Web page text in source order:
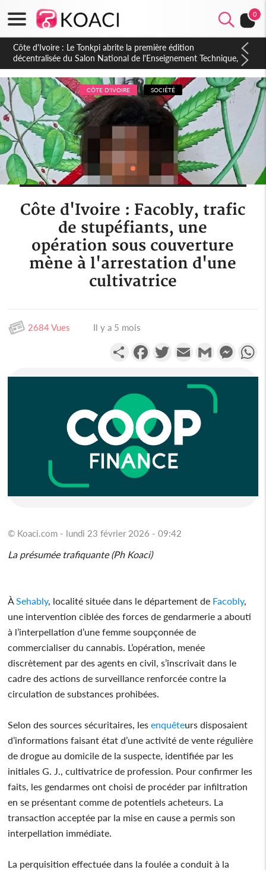
0
Côte d'Ivoire : PPA-CI, Gbagbo délègue une partie de ses
prérogatives de président à 05 cadres, vers sa retraite
politique ?
CÔTE D'IVOIRE SOCIÉTÉ
Côte d'Ivoire : Facobly, trafic
de stupéfiants, une
opération sous couverture
mène à l'arrestation d'une
cultivatrice
2684 Vues Il y a 5 mois
PartagerFacebookTwitterEmail Gmail
© Koaci.com - lundi 23 février 2026 - 09:42
La présumée trafiquante (Ph Koaci)
À Sehably, localité située dans le département de Facobly,
une intervention ciblée des forces de gendarmerie a abouti
à l’interpellation d’une femme soupçonnée de
commercialiser du cannabis. L’opération, menée
discrètement par des agents en civil, s’inscrivait dans le
cadre des actions de surveillance renforcée contre la
circulation de substances prohibées.
Selon des sources sécuritaires, lesenquêteurs disposaient
d’informations faisant état d’une activité de vente régulière
de drogue au domicile de la suspecte, identifiée par les
initiales G. J., cultivatrice de profession. Pour confirmer les
faits, les gendarmes ont choisi de procéder par infiltration
en se présentant comme de potentiels acheteurs. La
transaction acceptée par la mise en cause a permis son
interpellation immédiate.
La perquisition effectuée dans la foulée a conduit à la